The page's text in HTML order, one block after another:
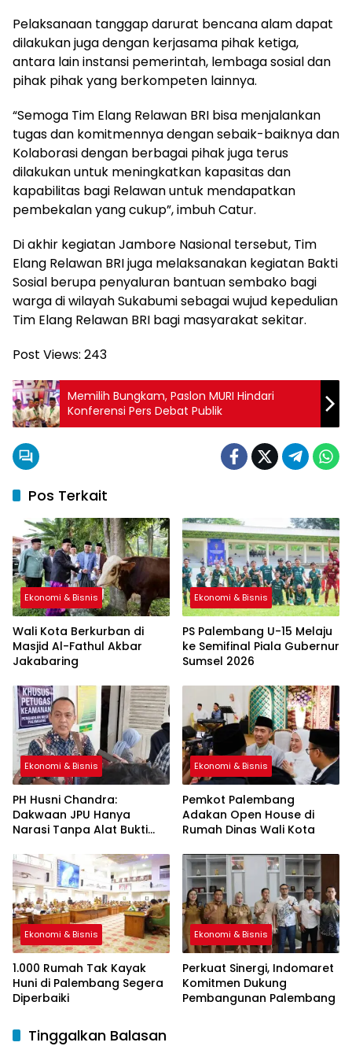
Pelaksanaan tanggap darurat bencana alam dapat
dilakukan juga dengan kerjasama pihak ketiga,
antara lain instansi pemerintah, lembaga sosial dan
pihak pihak yang berkompeten lainnya.
“Semoga Tim Elang Relawan BRI bisa menjalankan
tugas dan komitmennya dengan sebaik-baiknya dan
Kolaborasi dengan berbagai pihak juga terus
dilakukan untuk meningkatkan kapasitas dan
kapabilitas bagi Relawan untuk mendapatkan
pembekalan yang cukup”, imbuh Catur.
Di akhir kegiatan Jambore Nasional tersebut, Tim
Elang Relawan BRI juga melaksanakan kegiatan Bakti
Sosial berupa penyaluran bantuan sembako bagi
warga di wilayah Sukabumi sebagai wujud kepedulian
Tim Elang Relawan BRI bagi masyarakat sekitar.
Post Views: 243
Memilih Bungkam, Paslon MURI Hindari
Konferensi Pers Debat Publik
Pos Terkait
Ekonomi & Bisnis
Wali Kota Berkurban di
Masjid Al-Fathul Akbar
Jakabaring
Ekonomi & Bisnis
PS Palembang U-15 Melaju
ke Semifinal Piala Gubernur
Sumsel 2026
Ekonomi & Bisnis
PH Husni Chandra:
Dakwaan JPU Hanya
Narasi Tanpa Alat Bukti
Ekonomi & Bisnis
Pemkot Palembang
Adakan Open House di
Rumah Dinas Wali Kota
Ekonomi & Bisnis
1.000 Rumah Tak Kayak
Huni di Palembang Segera
Diperbaiki
Ekonomi & Bisnis
Perkuat Sinergi, Indomaret
Komitmen Dukung
Pembangunan Palembang
Tinggalkan Balasan